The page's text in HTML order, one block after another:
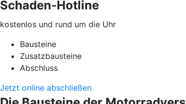
Schaden-Hotline
kostenlos und rund um die Uhr
Bausteine
Zusatzbausteine
Abschluss
Jetzt online abschließen